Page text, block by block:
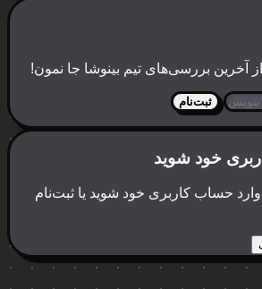
آخرین بررسی‌های تیم بینوشا جا نمون!
ثبت‌نام
خود شوید
وارد حساب کاربری خود شوید یا ثبت‌نام